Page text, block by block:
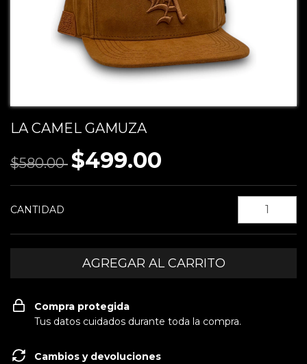
LA CAMEL GAMUZA
$580.00 $499.00
CANTIDAD
Compra protegida
Tus datos cuidados durante toda la compra.
Cambios y devoluciones